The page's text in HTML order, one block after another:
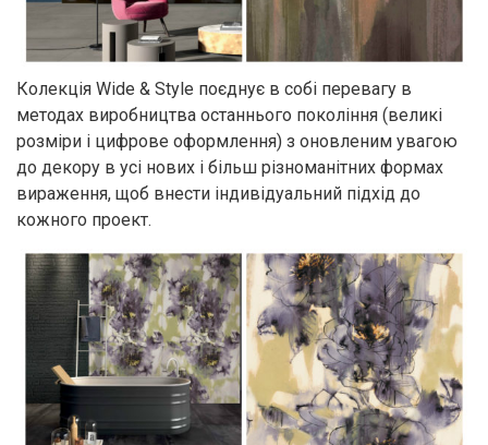
Колекція Wide & Style поєднує в собі перевагу в
методах виробництва останнього покоління (великі
розміри і цифрове оформлення) з оновленим увагою
до декору в усі нових і більш різноманітних формах
вираження, щоб внести індивідуальний підхід до
кожного проект.